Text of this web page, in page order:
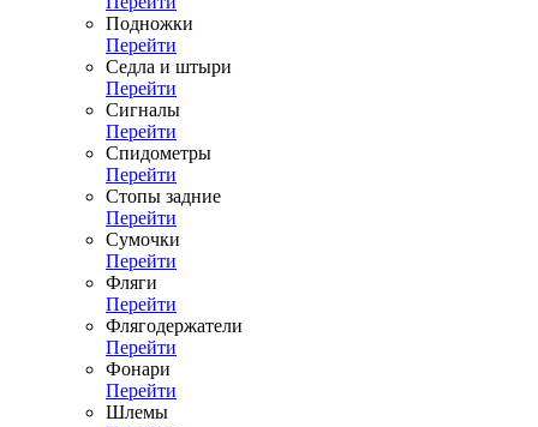
Подножки
Перейти
Седла и штыри
Перейти
Сигналы
Перейти
Спидометры
Перейти
Стопы задние
Перейти
Сумочки
Перейти
Фляги
Перейти
Флягодержатели
Перейти
Фонари
Перейти
Шлемы